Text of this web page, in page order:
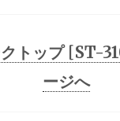
トップ [ST-
ージへ